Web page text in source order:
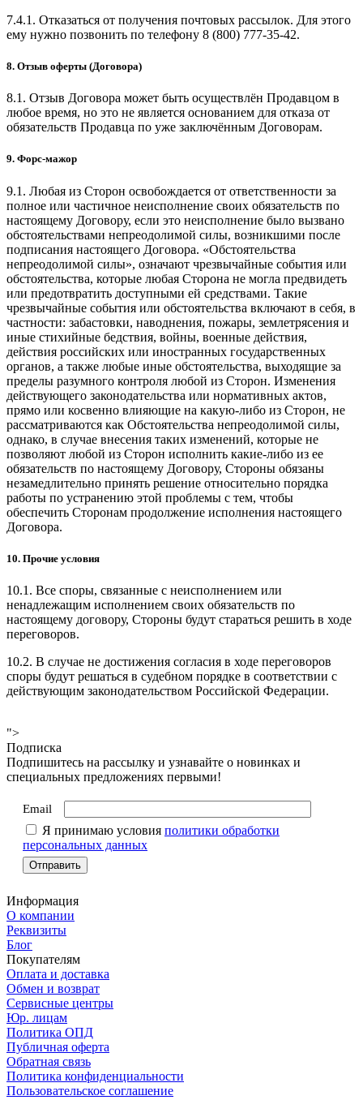
7.4.1. Отказаться от получения почтовых рассылок. Для этого
ему нужно позвонить по телефону 8 (800) 777-35-42.
8. Отзыв оферты (Договора)
8.1. Отзыв Договора может быть осуществлён Продавцом в
любое время, но это не является основанием для отказа от
обязательств Продавца по уже заключённым Договорам.
9. Форс-мажор
9.1. Любая из Сторон освобождается от ответственности за
полное или частичное неисполнение своих обязательств по
настоящему Договору, если это неисполнение было вызвано
обстоятельствами непреодолимой силы, возникшими после
подписания настоящего Договора. «Обстоятельства
непреодолимой силы», означают чрезвычайные события или
обстоятельства, которые любая Сторона не могла предвидеть
или предотвратить доступными ей средствами. Такие
чрезвычайные события или обстоятельства включают в себя, в
частности: забастовки, наводнения, пожары, землетрясения и
иные стихийные бедствия, войны, военные действия,
действия российских или иностранных государственных
органов, а также любые иные обстоятельства, выходящие за
пределы разумного контроля любой из Сторон. Изменения
действующего законодательства или нормативных актов,
прямо или косвенно влияющие на какую-либо из Сторон, не
рассматриваются как Обстоятельства непреодолимой силы,
однако, в случае внесения таких изменений, которые не
позволяют любой из Сторон исполнить какие-либо из ее
обязательств по настоящему Договору, Стороны обязаны
незамедлительно принять решение относительно порядка
работы по устранению этой проблемы с тем, чтобы
обеспечить Сторонам продолжение исполнения настоящего
Договора.
10. Прочие условия
10.1. Все споры, связанные с неисполнением или
ненадлежащим исполнением своих обязательств по
настоящему договору, Стороны будут стараться решить в ходе
переговоров.
10.2. В случае не достижения согласия в ходе переговоров
споры будут решаться в судебном порядке в соответствии с
действующим законодательством Российской Федерации.
">
Подписка
Подпишитесь на рассылку и узнавайте о новинках и
специальных предложениях первыми!
Email
Я принимаю условия политики обработки
персональных данных
Информация
О компании
Реквизиты
Блог
Покупателям
Оплата и доставка
Обмен и возврат
Сервисные центры
Юр. лицам
Политика ОПД
Публичная оферта
Обратная связь
Политика конфиденциальности
Пользовательское соглашение